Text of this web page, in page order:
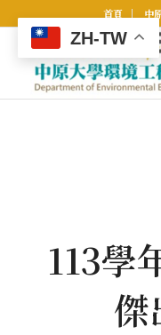
首頁 中
113學
傑
ZH-TW